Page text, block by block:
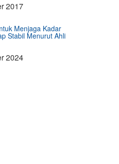
2017
Menjaga Kadar
Stabil Menurut Ahli
2024